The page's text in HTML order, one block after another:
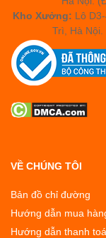
Kho Xưởng: Lô
Trì, Hà
VỀ CHÚNG TÔI
Bản đồ chỉ đường
Hướng dẫn mua
Hướng dẫn thanh